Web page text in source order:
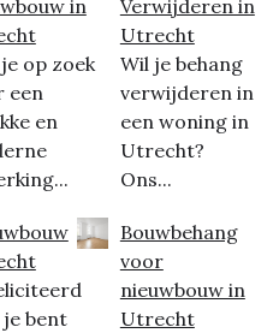
in
op zoek
een
en
bent
Verwijderen in
Utrecht
Wil je behang
verwijderen in
een woning in
Utrecht?
Ons...
Bouwbehang
voor
nieuwbouw in
Utrecht